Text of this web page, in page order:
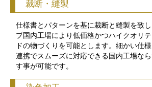
裁断・縫製
仕様書とパターンを基に裁断と縫製を致
プ国内工場により低価格かつハイクオリ
ドの物づくりを可能とします。細かい仕
連携でスムーズに対応できる国内工場な
す事が可能です。